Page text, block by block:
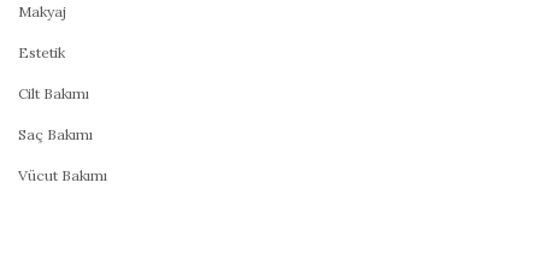
Makyaj
Estetik
Cilt Bakımı
Saç Bakımı
Vücut Bakımı